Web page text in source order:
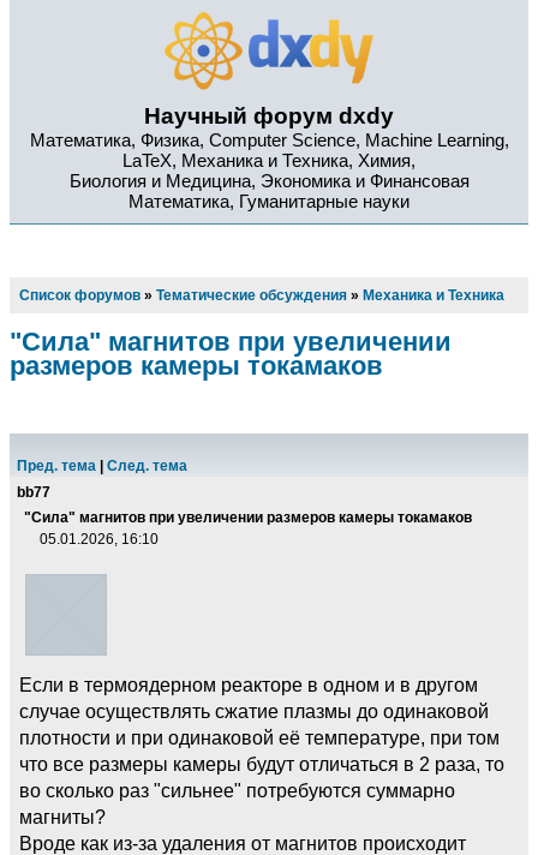
Научный форум dxdy
Математика, Физика, Computer Science, Machine Learning,
LaTeX, Механика и Техника, Химия,
Биология и Медицина, Экономика и Финансовая
Математика, Гуманитарные науки
Список форумов » Тематические обсуждения » Механика и Техника
"Сила" магнитов при увеличении
размеров камеры токамаков
Пред. тема
След. тема
bb77
"Сила" магнитов при увеличении размеров камеры токамаков
05.01.2026, 16:10
Если в термоядерном реакторе в одном и в другом
случае осуществлять сжатие плазмы до одинаковой
плотности и при одинаковой её температуре, при том
что все размеры камеры будут отличаться в 2 раза, то
во сколько раз "сильнее" потребуются суммарно
магниты?
Вроде как из-за удаления от магнитов происходит